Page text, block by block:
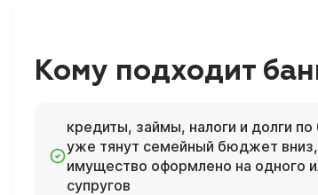
Кому подходит
кредиты, займы, налоги и долги по
уже тянут семейный бюджет
имущество оформлено на одного
супругов